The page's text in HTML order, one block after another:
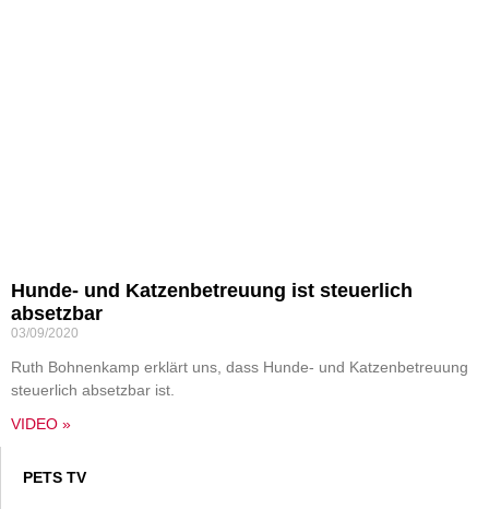
Hunde- und Katzenbetreuung ist steuerlich
absetzbar
03/09/2020
Ruth Bohnenkamp erklärt uns, dass Hunde- und Katzenbetreuung
steuerlich absetzbar ist.
VIDEO »
PETS TV